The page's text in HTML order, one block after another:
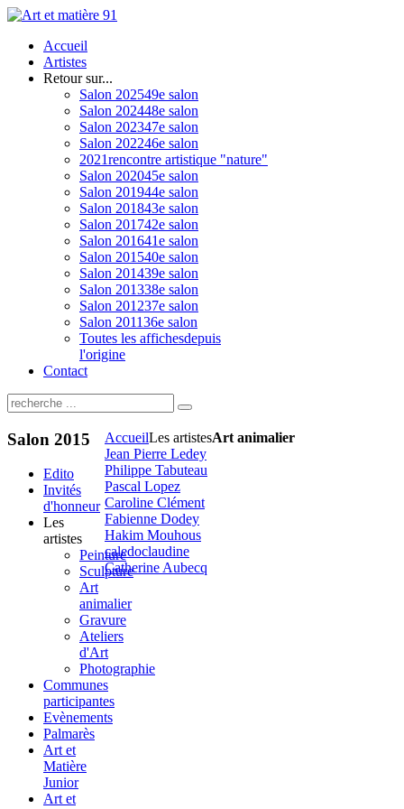
Accueil
Artistes
Retour sur...
Salon 202549e salon
Salon 202448e salon
Salon 202347e salon
Salon 202246e salon
2021rencontre artistique "nature"
Salon 202045e salon
Salon 201944e salon
Salon 201843e salon
Salon 201742e salon
Salon 201641e salon
Salon 201540e salon
Salon 201439e salon
Salon 201338e salon
Salon 201237e salon
Salon 201136e salon
Toutes les affichesdepuis
l'origine
Contact
AccueilLes artistesArt animalier
Jean Pierre Ledey
Philippe Tabuteau
Pascal Lopez
Caroline Clément
Fabienne Dodey
Hakim Mouhous
caledoclaudine
Catherine Aubecq
Salon 2015
Edito
Invités
d'honneur
Les
artistes
Peinture
Sculpture
Art
animalier
Gravure
Ateliers
d'Art
Photographie
Communes
participantes
Evènements
Palmarès
Art et
Matière
Junior
Art et